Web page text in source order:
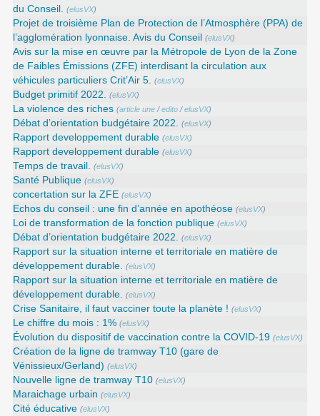
du Conseil.
(elusVX)
Projet de troisième Plan de Protection de l’Atmosphère (PPA) de
l’agglomération lyonnaise. Avis du Conseil (elusVX)
Avis sur la mise en œuvre par la Métropole de Lyon de la Zone
de Faibles Émissions (ZFE) interdisant la circulation aux
véhicules particuliers Crit’Air 5.
(elusVX)
Budget primitif 2022. (elusVX)
La violence des riches (article une /edito /elusVX)
Débat d’orientation budgétaire 2022. (elusVX)
Rapport developpement durable (elusVX)
Rapport developpement durable (elusVX)
Temps de travail. (elusVX)
Santé Publique (elusVX)
concertation sur la ZFE (elusVX)
Echos du conseil : une fin d’année en apothéose (elusVX)
Loi de transformation de la fonction publique (elusVX)
Débat d’orientation budgétaire 2022. (elusVX)
Rapport sur la situation interne et territoriale en matière de
développement durable.
(elusVX)
Rapport sur la situation interne et territoriale en matière de
développement durable.
(elusVX)
Crise Sanitaire, il faut vacciner toute la planète ! (elusVX)
Le chiffre du mois : 1% (elusVX)
Évolution du dispositif de vaccination contre la COVID-19 (elusVX)
Création de la ligne de tramway T10 (gare de
Vénissieux/Gerland) (elusVX)
Nouvelle ligne de tramway T10 (elusVX)
Maraichage urbain (elusVX)
Cité éducative (elusVX)